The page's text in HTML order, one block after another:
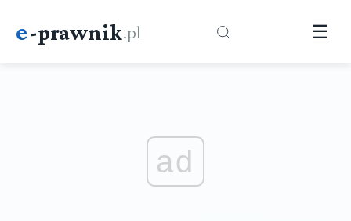
e-prawnik.pl ☰
ad